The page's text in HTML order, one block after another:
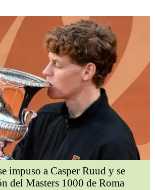
impuso a Casper Ruud y se
del Masters 1000 de Roma